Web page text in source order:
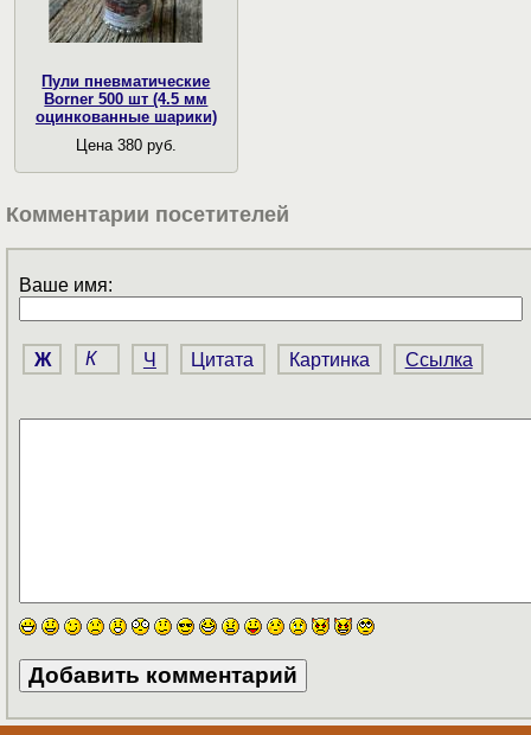
Пули пневматические
Borner 500 шт (4.5 мм
оцинкованные шарики)
Цена 380 руб.
Комментарии посетителей
Ваше имя:
Ж К Ч Цитата Картинка Ссылка